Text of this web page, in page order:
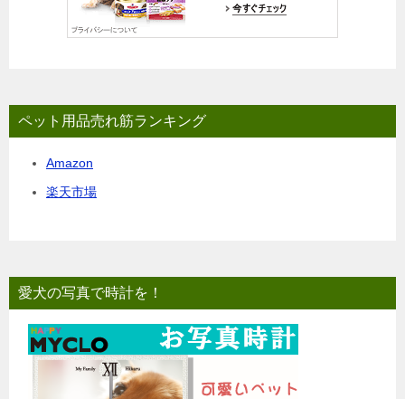
ペット用品売れ筋ランキング
Amazon
楽天市場
愛犬の写真で時計を！